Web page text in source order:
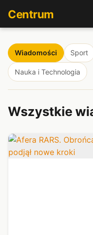
Centrum
Wiadomości Sport
Nauka i Technologia
Wszystkie